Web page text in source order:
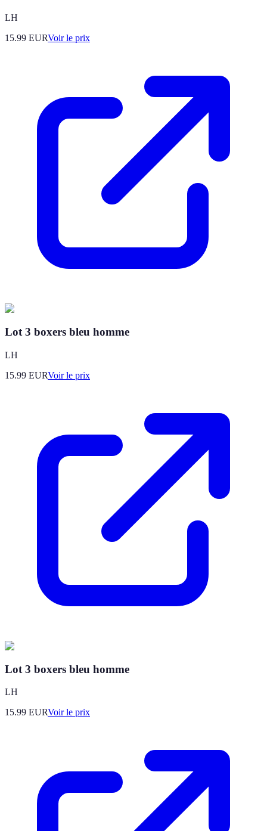
LH
15.99 EURVoir le prix
Lot 3 boxers bleu homme
LH
15.99 EURVoir le prix
Lot 3 boxers bleu homme
LH
15.99 EURVoir le prix